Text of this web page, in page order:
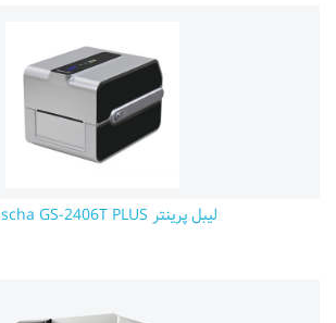
لیبل پرینتر Gainscha GS-2406T PLUS